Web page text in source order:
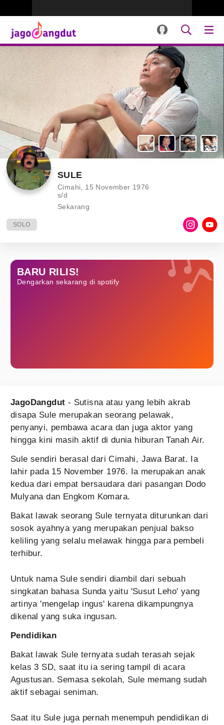
SULE
Cimahi, 15 November 1976
s/d
Sekarang
SOLO
BARU RILIS!
Dengarkan sekarang di spotify
JagoDangdut - Sutisna atau yang lebih akrab
disapa Sule merupakan seorang pelawak,
penyanyi, pembawa acara dan juga aktor yang
hingga kini masih aktif di dunia hiburan Tanah Air.
Sule sendiri berasal dari Cimahi, Jawa Barat. Ia
lahir pada 15 November 1976. Ia merupakan anak
kedua dari empat bersaudara dari pasangan Dodo
Mulyana dan Engkom Komara.
Bakat lawak seorang Sule ternyata diturunkan dari
sosok ayahnya yang merupakan penjual bakso
keliling yang selalu melawak hingga para pembeli
terhibur.
Untuk nama Sule sendiri diambil dari sebuah
singkatan bahasa Sunda yaitu 'Susut Leho' yang
artinya 'mengelap ingus' karena dikampungnya
dikenal yang suka ingusan.
Pendidikan
Bakat lawak Sule ternyata sudah terasah sejak
kelas 3 SD, saat itu ia sering tampil di acara
Agustusan. Semasa sekolah, Sule memang sudah
aktif sebagai seniman.
Saat itu Sule juga pernah menempuh pendidikan di